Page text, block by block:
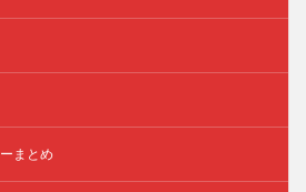
まとめ